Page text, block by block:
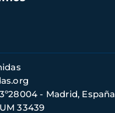
- Madrid, España
33439